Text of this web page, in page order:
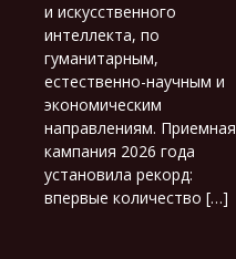
и искусственного
интеллекта, по
гуманитарным,
естественно-научным и
экономическим
направлениям. Приемная
кампания 2026 года
установила рекорд:
впервые количество […]